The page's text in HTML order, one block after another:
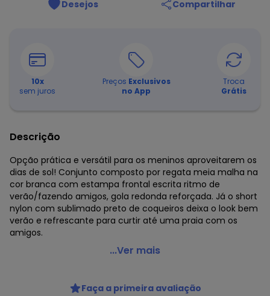
Desejos Compartilhar
10x
sem juros
Preços Exclusivos
no App
Troca
Grátis
Descrição
Opção prática e versátil para os meninos aproveitarem os
dias de sol! Conjunto composto por regata meia malha na
cor branca com estampa frontal escrita ritmo de
verão/fazendo amigos, gola redonda reforçada. Já o short
nylon com sublimado preto de coqueiros deixa o look bem
verão e refrescante para curtir até uma praia com os
amigos.
Pulla Bulla - Conjunto Meia Malha Branco
Fornecedor: CONFECCOES JO JO LTDA / CNPJ
...Ver mais
Faça a primeira avaliação